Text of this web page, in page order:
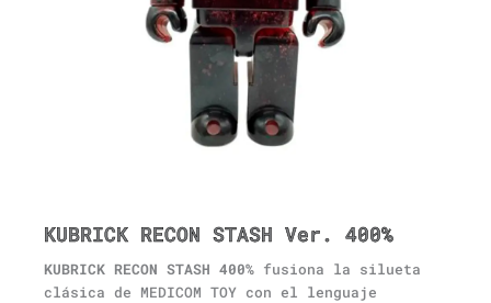
KUBRICK RECON STASH Ver. 400%
KUBRICK RECON STASH 400% fusiona la silueta
clásica de MEDICOM TOY con el lenguaje